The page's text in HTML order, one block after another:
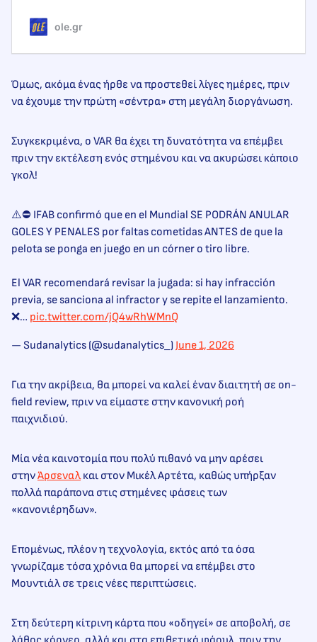
ole.gr
Όμως, ακόμα ένας ήρθε να προστεθεί λίγες ημέρες, πριν
να έχουμε την πρώτη «σέντρα» στη μεγάλη διοργάνωση.
Συγκεκριμένα, ο VAR θα έχει τη δυνατότητα να επέμβει
πριν την εκτέλεση ενός στημένου και να ακυρώσει κάποιο
γκολ!
⚠️⛔️ IFAB confirmó que en el Mundial SE PODRÁN ANULAR
GOLES Y PENALES por faltas cometidas ANTES de que la
pelota se ponga en juego en un córner o tiro libre.
El VAR recomendará revisar la jugada: si hay infracción
previa, se sanciona al infractor y se repite el lanzamiento.
❌… pic.twitter.com/jQ4wRhWMnQ
— Sudanalytics (@sudanalytics_)June 1, 2026
Για την ακρίβεια, θα μπορεί να καλεί έναν διαιτητή σε on-
field review, πριν να είμαστε στην κανονική ροή
παιχνιδιού.
Μία νέα καινοτομία που πολύ πιθανό να μην αρέσει
στηνΆρσεναλκαι στον Μικέλ Αρτέτα, καθώς υπήρξαν
πολλά παράπονα στις στημένες φάσεις των
«κανονιέρηδων».
Επομένως, πλέον η τεχνολογία, εκτός από τα όσα
γνωρίζαμε τόσα χρόνια θα μπορεί να επέμβει στο
Μουντιάλ σε τρεις νέες περιπτώσεις.
Στη δεύτερη κίτρινη κάρτα που «οδηγεί» σε αποβολή, σε